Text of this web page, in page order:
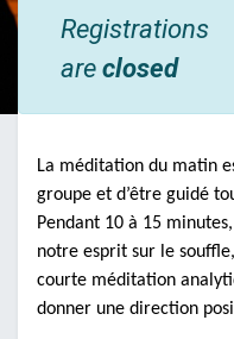
Registrations
areclosed
La méditation du matin
groupe et d’être guidé
Pendant 10 à 15
notre esprit sur le
courte méditation
donner une direction